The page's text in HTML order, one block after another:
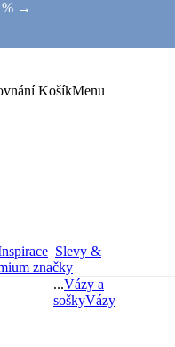
% →
KošíkMenu
Slevy &
značky
...Vázy a
soškyVázy